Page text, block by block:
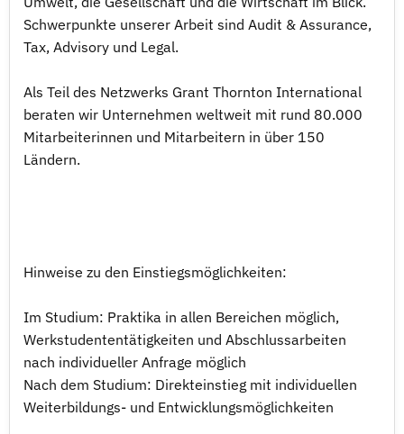
Schwerpunkte unserer Arbeit sind Audit & Assurance,
Tax, Advisory und Legal.
Als Teil des Netzwerks Grant Thornton International
beraten wir Unternehmen weltweit mit rund 80.000
Mitarbeiterinnen und Mitarbeitern in über 150
Ländern.
Hinweise zu den Einstiegsmöglichkeiten:
Im Studium: Praktika in allen Bereichen möglich,
Werkstudententätigkeiten und Abschlussarbeiten
nach individueller Anfrage möglich
Nach dem Studium: Direkteinstieg mit individuellen
Weiterbildungs- und Entwicklungsmöglichkeiten